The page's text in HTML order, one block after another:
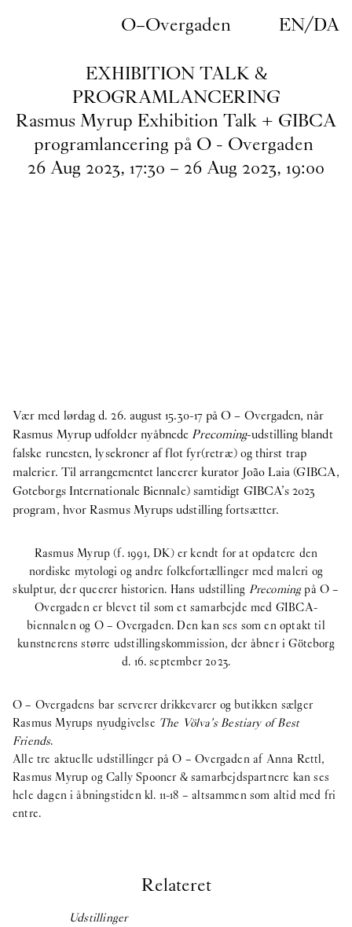
O–Overgaden EN/DA
EXHIBITION TALK &
PROGRAMLANCERING
Rasmus Myrup Exhibition Talk + GIBCA
programlancering på O - Overgaden
26Aug 2023, 17:30 – 26Aug 2023, 19:00
Vær med lørdag d. 26. august 15.30-17 på O – Overgaden, når
Rasmus Myrup udfolder nyåbnedePrecoming-udstilling blandt
falske runesten, lysekroner af flot fyr(retræ) og thirst trap
malerier. Til arrangementet lancerer kurator João Laia (GIBCA,
Goteborgs Internationale Biennale) samtidigt GIBCA’s 2023
program, hvor Rasmus Myrups udstilling fortsætter.
Rasmus Myrup (f. 1991, DK) er kendt for at opdatere den
nordiske mytologi og andre folkefortællinger med maleri og
skulptur, der queerer historien. Hans udstilling Precomingpå O –
Overgaden er blevet til som et samarbejde med GIBCA-
biennalen og O – Overgaden. Den kan ses som en optakt til
kunstnerens større udstillingskommission, der åbner i Göteborg
d. 16. september 2023.
O – Overgadens bar serverer drikkevarer og butikken sælger
Rasmus Myrups nyudgivelse The Völva’s Bestiary of Best
Friends.
Alle tre aktuelle udstillinger på O – Overgaden af Anna Rettl,
Rasmus Myrup og Cally Spooner & samarbejdspartnere kan ses
hele dagen i åbningstiden kl. 11-18 – altsammen som altid med fri
entre.
Relateret
Udstillinger